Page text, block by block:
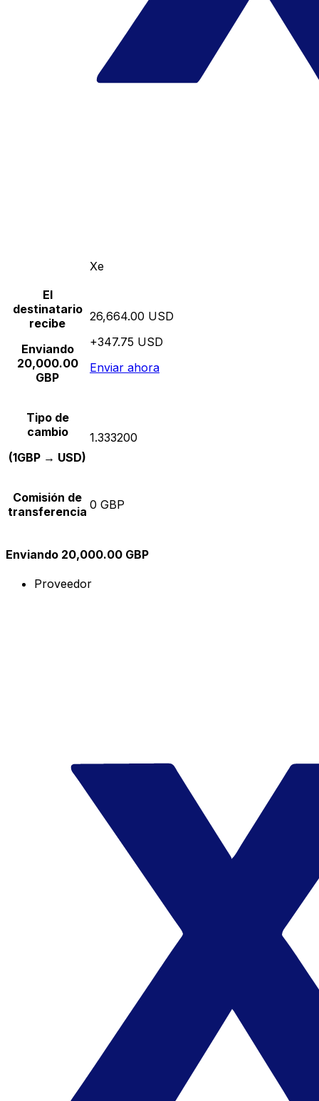
Xe
El
destinatario
recibe
Enviando
20,000.00
GBP
26,664.00 USD
+347.75 USD
Enviar ahora
Tipo de
cambio
(1GBP → USD)
1.333200
Comisión de
transferencia 0 GBP
Enviando 20,000.00 GBP
Proveedor